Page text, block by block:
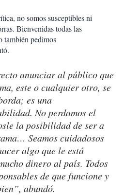
no somos susceptibles ni
Bienvenidas todas las
también pedimos
anunciar al público que
este o cualquier otro, se
es una
No perdamos el
la posibilidad de ser a
Seamos cuidadosos
algo que le está
dinero al país. Todos
de que funcione y
abundó.